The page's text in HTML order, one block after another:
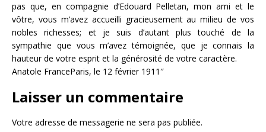
pas que, en compagnie d’Edouard Pelletan, mon ami et le
vôtre, vous m’avez accueilli gracieusement au milieu de vos
nobles richesses; et je suis d’autant plus touché de la
sympathie que vous m’avez témoignée, que je connais la
hauteur de votre esprit et la générosité de votre caractère.
Anatole FranceParis, le 12 février 1911″
Laisser un commentaire
Votre adresse de messagerie ne sera pas publiée.